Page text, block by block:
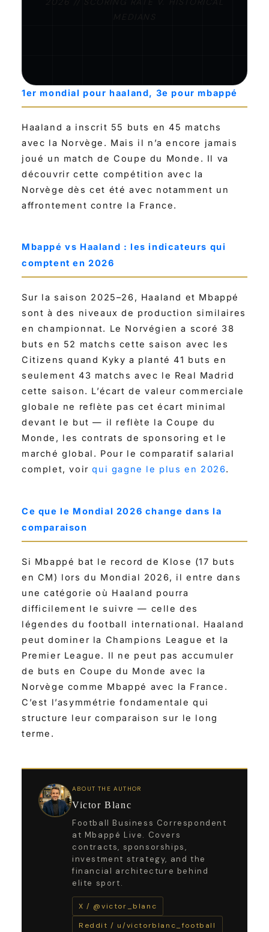
1er mondial pour haaland, 3e pour mbappé
Haaland a inscrit 55 buts en 45 matchs
avec la Norvège. Mais il n’a encore jamais
joué un match de Coupe du Monde. Il va
découvrir cette compétition avec la
Norvège dès cet été avec notamment un
affrontement contre la France.
Mbappé vs Haaland : les indicateurs qui
comptent en 2026
Sur la saison 2025–26, Haaland et Mbappé
sont à des niveaux de production similaires
en championnat. Le Norvégien a scoré 38
buts en 52 matchs cette saison avec les
Citizens quand Kyky a planté 41 buts en
seulement 43 matchs avec le Real Madrid
cette saison. L’écart de valeur commerciale
globale ne reflète pas cet écart minimal
devant le but — il reflète la Coupe du
Monde, les contrats de sponsoring et le
marché global. Pour le comparatif salarial
complet, voirqui gagne le plus en 2026.
Ce que le Mondial 2026 change dans la
comparaison
Si Mbappé bat le record de Klose (17 buts
en CM) lors du Mondial 2026, il entre dans
une catégorie où Haaland pourra
difficilement le suivre — celle des
légendes du football international. Haaland
peut dominer la Champions League et la
Premier League. Il ne peut pas accumuler
de buts en Coupe du Monde avec la
Norvège comme Mbappé avec la France.
C’est l’asymmétrie fondamentale qui
structure leur comparaison sur le long
terme.
ABOUT THE AUTHOR
Victor Blanc
Football Business Correspondent
at Mbappé Live. Covers
contracts, sponsorships,
investment strategy, and the
financial architecture behind
elite sport.
X / @victor_blanc
Reddit / u/victorblanc_football